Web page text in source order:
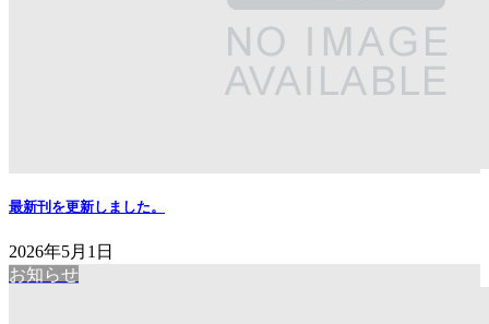
最新刊を更新しました。
2026年5月1日
お知らせ